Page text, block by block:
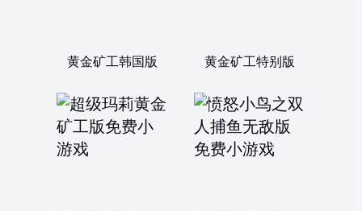
黄金矿工韩国版 黄金矿工特别版